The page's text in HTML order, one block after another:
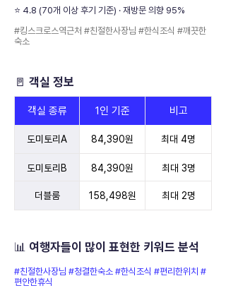
⭐️ 4.8 (70개 이상 후기 기준) · 재방문 의향 95%
#킹스크로스역근처 #친절한사장님 #한식조식 #깨끗한
숙소
🚪 객실 정보
객실 종류 1인 기준 비고
도미토리A 84,390원 최대 4명
도미토리B 84,390원 최대 3명
더블룸 158,498원 최대 2명
📊 여행자들이 많이 표현한 키워드 분석
#친절한사장님 #청결한숙소 #한식조식 #편리한위치 #
편안한휴식